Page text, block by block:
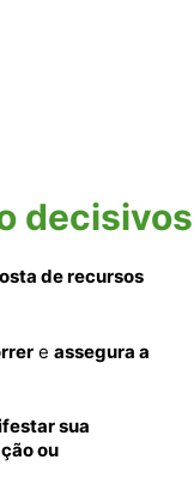
decisivos
de recursos
e assegura a
sua
ou